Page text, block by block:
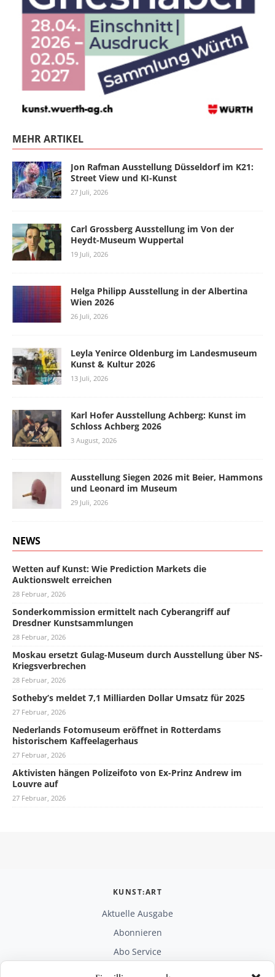
MEHR ARTIKEL
Jon Rafman Ausstellung Düsseldorf im K21:
Street View und KI-Kunst
27 Juli, 2026
Carl Grossberg Ausstellung im Von der
Heydt-Museum Wuppertal
19 Juli, 2026
Helga Philipp Ausstellung in der Albertina
Wien 2026
26 Juli, 2026
Leyla Yenirce Oldenburg im Landesmuseum
Kunst & Kultur 2026
13 Juli, 2026
Karl Hofer Ausstellung Achberg: Kunst im
Schloss Achberg 2026
3 August, 2026
Ausstellung Siegen 2026 mit Beier, Hammons
und Leonard im Museum
29 Juli, 2026
NEWS
Wetten auf Kunst: Wie Prediction Markets die
Auktionswelt erreichen
28 Februar, 2026
Sonderkommission ermittelt nach Cyberangriff auf
Dresdner Kunstsammlungen
28 Februar, 2026
Moskau ersetzt Gulag-Museum durch Ausstellung über NS-
Kriegsverbrechen
28 Februar, 2026
Sotheby’s meldet 7,1 Milliarden Dollar Umsatz für 2025
27 Februar, 2026
Nederlands Fotomuseum eröffnet in Rotterdams
historischem Kaffeelagerhaus
27 Februar, 2026
Aktivisten hängen Polizeifoto von Ex-Prinz Andrew im
Louvre auf
27 Februar, 2026
KUNST:ART
Aktuelle Ausgabe
Abonnieren
Abo Service